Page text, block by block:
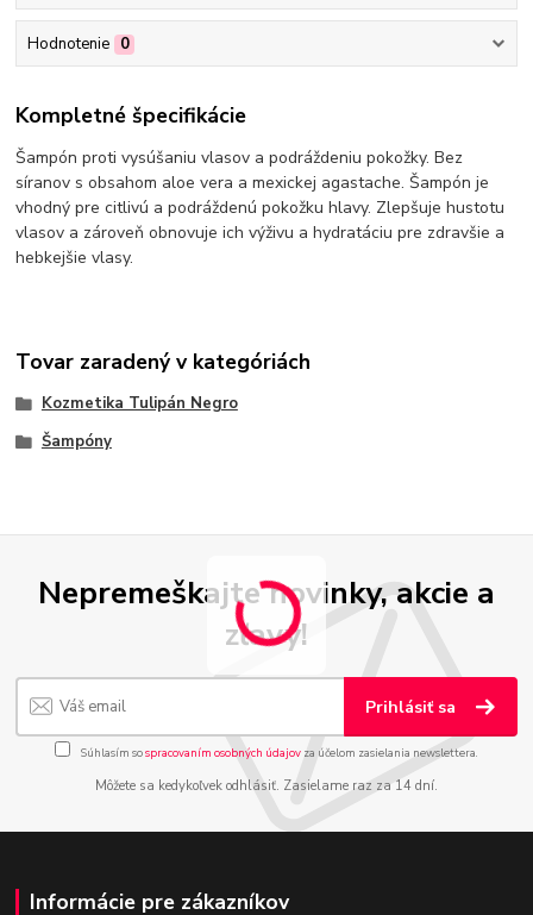
Hodnotenie 0
Kompletné špecifikácie
Šampón proti vysúšaniu vlasov a podráždeniu pokožky. Bez
síranov s obsahom aloe vera a mexickej agastache. Šampón je
vhodný pre citlivú a podráždenú pokožku hlavy. Zlepšuje hustotu
vlasov a zároveň obnovuje ich výživu a hydratáciu pre zdravšie a
hebkejšie vlasy.
Tovar zaradený v kategóriách
Kozmetika Tulipán Negro
Šampóny
Nepremeškajte novinky, akcie a
zľavy!
Prihlásiť sa
Súhlasím sospracovaním osobných údajov za účelom zasielania newslettera.
Môžete sa kedykoľvek odhlásiť. Zasielame raz za 14 dní.
Informácie pre zákazníkov